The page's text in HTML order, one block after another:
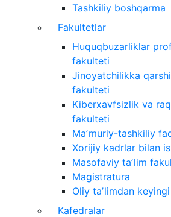
Tashkiliy boshqarma
Fakultetlar
Huquqbuzarliklar
fakulteti
Jinoyatchilikka
fakulteti
Kiberxavfsizlik va
fakulteti
Maʼmuriy-tashkiliy
Xorijiy kadrlar bilan
Masofaviy taʼlim
Magistratura
Oliy taʼlimdan
Kafedralar